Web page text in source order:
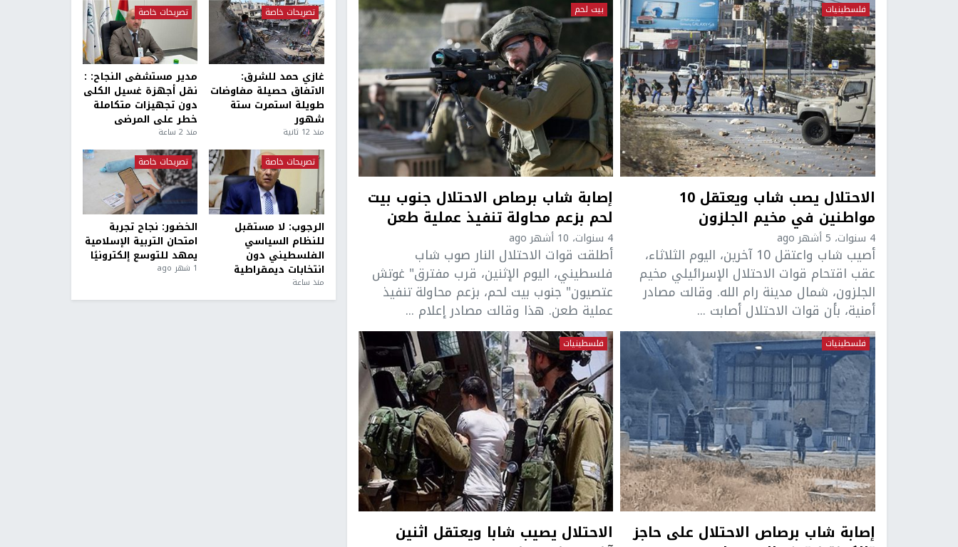
فلسطينيات
الاحتلال يصب شاب ويعتقل 10
مواطنين في مخيم الجلزون
4 سنوات، 5 أشهر ago
أصيب شاب واعتقل 10 آخرين، اليوم الثلاثاء،
عقب اقتحام قوات الاحتلال الإسرائيلي مخيم
الجلزون، شمال مدينة رام الله. وقالت مصادر
أمنية، بأن قوات الاحتلال أصابت ...
بيت لحم
إصابة شاب برصاص الاحتلال جنوب بيت
لحم بزعم محاولة تنفيذ عملية طعن
4 سنوات، 10 أشهر ago
أطلقت قوات الاحتلال النار صوب شاب
فلسطيني، اليوم الإثنين، قرب مفترق" غوتش
عتصيون" جنوب بيت لحم، بزعم محاولة تنفيذ
عملية طعن. هذا وقالت مصادر إعلام ...
فلسطينيات
إصابة شاب برصاص الاحتلال على حاجز
فلسطينيات
الاحتلال يصيب شابا ويعتقل اثنين
تصريحات خاصة
غازي حمد للشرق:
الاتفاق حصيلة مفاوضات
طويلة استمرت ستة
شهور
منذ 12 ثانية
تصريحات خاصة
مدير مستشفى النجاح: :
نقل أجهزة غسيل الكلى
دون تجهيزات متكاملة
خطر على المرضى
منذ 2 ساعة
تصريحات خاصة
الرجوب: لا مستقبل
للنظام السياسي
الفلسطيني دون
انتخابات ديمقراطية
منذ ساعة
تصريحات خاصة
الخضور: نجاح تجربة
امتحان التربية الإسلامية
يمهد للتوسع إلكترونيًا
1 شهر ago